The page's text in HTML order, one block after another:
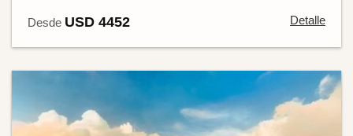
Desde USD 4452 Detalle